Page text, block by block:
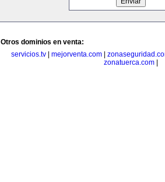
Otros dominios en venta:
servicios.tv| mejorventa.com|
zonatuerca.com|